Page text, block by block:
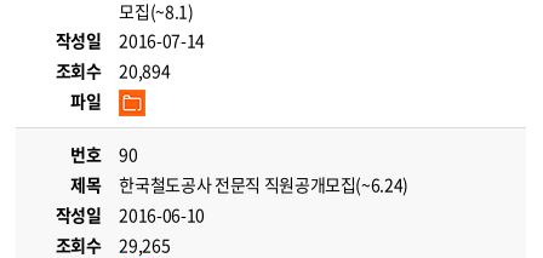
모집(~8.1)
작성일
2016-07-14
조회수
20,894
파일
번호
90
제목
한국철도공사 전문직 직원공개모집(~6.24)
작성일
2016-06-10
조회수
29,265